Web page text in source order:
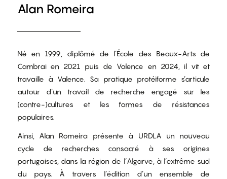
Alan Romeira
Né en 1999, diplômé de l’École des Beaux-Arts de
Cambrai en 2021 puis de Valence en 2024, il vit et
travaille à Valence. Sa pratique protéiforme s’articule
autour d’un travail de recherche engagé sur les
(contre-)cultures et les formes de résistances
populaires.
Ainsi, Alan Romeira présente à URDLA un nouveau
cycle de recherches consacré à ses origines
portugaises, dans la région de l’Algarve, à l’extrême sud
du pays. À travers l’édition d’un ensemble de